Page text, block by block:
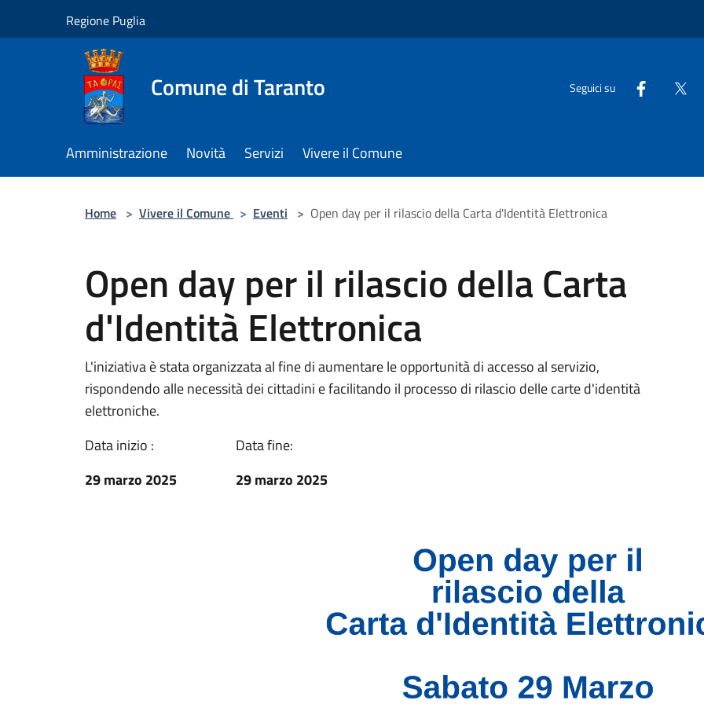
Regione Puglia
Comune di Taranto Seguici su
Amministrazione Novità Servizi Vivere il Comune
Home > Vivere il Comune > Eventi > Open day per il rilascio della Carta d'Identità Elettronica
Open day per il rilascio della Carta
d'Identità Elettronica
L'iniziativa è stata organizzata al fine di aumentare le opportunità di accesso al servizio,
rispondendo alle necessità dei cittadini e facilitando il processo di rilascio delle carte d'identità
elettroniche.
Data inizio :
29 marzo 2025
Data fine:
29 marzo 2025